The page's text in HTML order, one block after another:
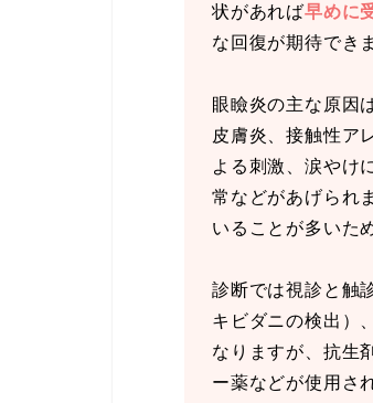
状があれば早めに
な回復が期待でき
眼瞼炎の主な原因
皮膚炎、接触性ア
よる刺激、涙やけ
常などがあげられ
いることが多いた
診断では視診と触
キビダニの検出）
なりますが、抗生
ー薬などが使用さ